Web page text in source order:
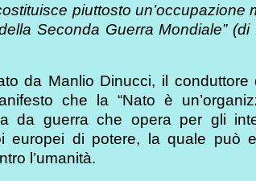
piuttosto
Seconda Guerra Mondiale”
da Manlio Dinucci, il conduttore
che la “Nato è
da guerra che opera per gli
europei di potere, la quale può
l’umanità.